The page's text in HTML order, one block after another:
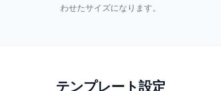
わせたサイズになります。
テンプレート設定